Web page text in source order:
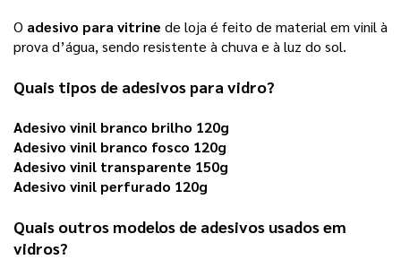
O adesivo para vitrine de loja é feito de material em vinil à
prova d’água, sendo resistente à chuva e à luz do sol.
Quais tipos de adesivos para vidro?
Adesivo vinil branco brilho 120g
Adesivo vinil branco fosco 120g
Adesivo vinil transparente 150g
Adesivo vinil perfurado 120g
Quais outros modelos de adesivos usados em
vidros?